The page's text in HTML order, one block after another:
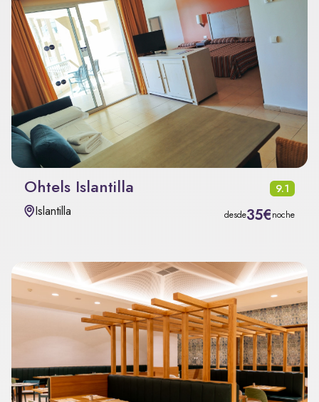
Ohtels Islantilla 9.1
Islantilla desde35€noche